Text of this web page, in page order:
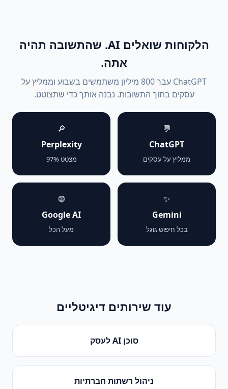
הלקוחות שואלים AI. שהתשובה תהיה
אתה.
ChatGPT עבר 800 מיליון משתמשים בשבוע וממליץ על
עסקים בתוך התשובות. נבנה אותך כדי שתצוטט.
💬
ChatGPT
ממליץ על עסקים
🔎
Perplexity
מצטט 97%
✨
Gemini
בכל חיפוש גוגל
🌐
Google AI
מעל הכל
עוד שירותים דיגיטליים
סוכן AI לעסק
ניהול רשתות חברתיות